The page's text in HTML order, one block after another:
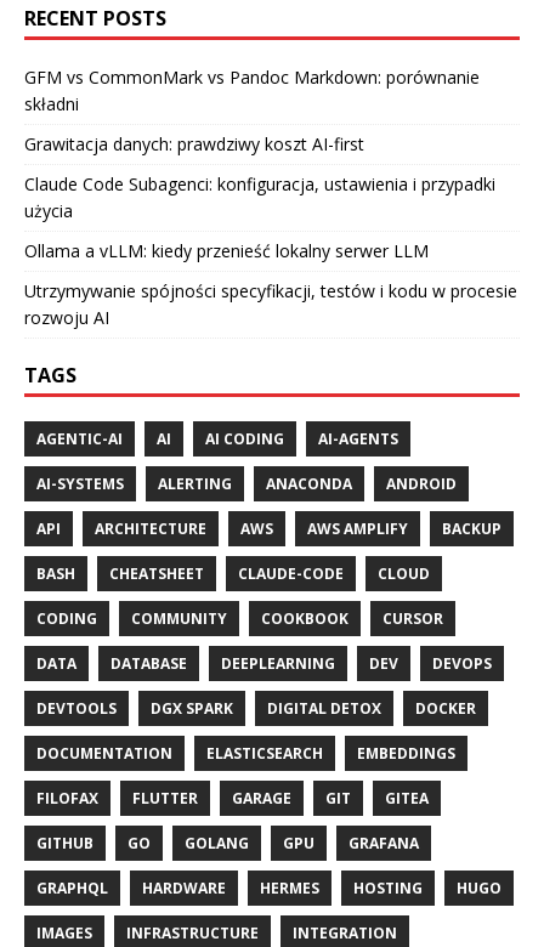
RECENT POSTS
GFM vs CommonMark vs Pandoc Markdown: porównanie
składni
Grawitacja danych: prawdziwy koszt AI-first
Claude Code Subagenci: konfiguracja, ustawienia i przypadki
użycia
Ollama a vLLM: kiedy przenieść lokalny serwer LLM
Utrzymywanie spójności specyfikacji, testów i kodu w procesie
rozwoju AI
TAGS
AGENTIC-AI AI AI CODING AI-AGENTS
AI-SYSTEMS ALERTING ANACONDA ANDROID
API ARCHITECTURE AWS AWS AMPLIFY BACKUP
BASH CHEATSHEET CLAUDE-CODE CLOUD
CODING COMMUNITY COOKBOOK CURSOR
DATA DATABASE DEEPLEARNING DEV DEVOPS
DEVTOOLS DGX SPARK DIGITAL DETOX DOCKER
DOCUMENTATION ELASTICSEARCH EMBEDDINGS
FILOFAX FLUTTER GARAGE GIT GITEA
GITHUB GO GOLANG GPU GRAFANA
GRAPHQL HARDWARE HERMES HOSTING HUGO
IMAGES INFRASTRUCTURE INTEGRATION